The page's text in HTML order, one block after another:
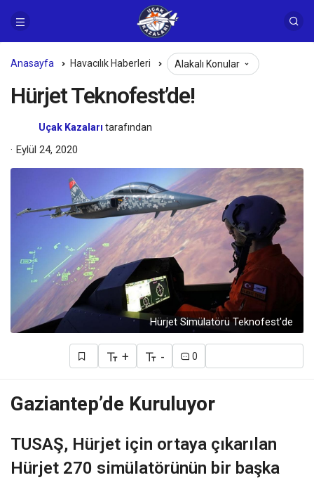
Anasayfa Havacılık Haberleri Alakalı Konular
Hürjet Teknofest’de!
Uçak Kazaları tarafından
Eylül 24, 2020
Hürjet Simülatörü Teknofest'de
+ - 0
Gaziantep’de Kuruluyor
TUSAŞ, Hürjet için ortaya çıkarılan
Hürjet 270 simülatörünün bir başka